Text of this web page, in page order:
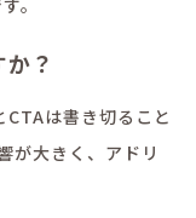
？
は書き切ること
が大きく、アドリ